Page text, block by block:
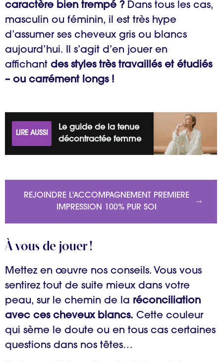
caractère bien trempé ?Dans tous les cas,
masculin ou féminin, il est très hype
d’assumer ses cheveux gris ou blancs
aujourd’hui. Il s’agit d’en jouer en
affichant des styles très travaillés et étudiés
– ou carrément longs !
LIRE AUSSI
Le guide de la tenue
décontractée femme
REJOINDRE L'ACCOMPAGNEMENT PREMIERE
IMPRESSION 100% PUR SOI
À vous de jouer !
Mettez en œuvre nos conseils. Vous vous
sentirez tout de suite mieux dans votre
peau, sur le chemin de la réconciliation
avec ces cheveux blancs. Cette couleur
qui sème le doute ou en tous cas certaines
questions dans nos têtes…